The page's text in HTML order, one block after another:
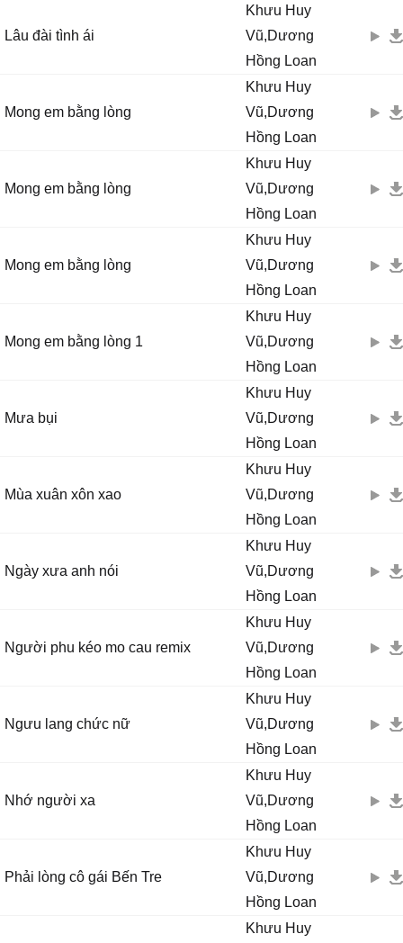
Lâu đài tình ái
Khưu Huy
Vũ,Dương
Hồng Loan
Mong em bằng lòng
Khưu Huy
Vũ,Dương
Hồng Loan
Mong em bằng lòng
Khưu Huy
Vũ,Dương
Hồng Loan
Mong em bằng lòng
Khưu Huy
Vũ,Dương
Hồng Loan
Mong em bằng lòng 1
Khưu Huy
Vũ,Dương
Hồng Loan
Mưa bụi
Khưu Huy
Vũ,Dương
Hồng Loan
Mùa xuân xôn xao
Khưu Huy
Vũ,Dương
Hồng Loan
Ngày xưa anh nói
Khưu Huy
Vũ,Dương
Hồng Loan
Người phu kéo mo cau remix
Khưu Huy
Vũ,Dương
Hồng Loan
Ngưu lang chức nữ
Khưu Huy
Vũ,Dương
Hồng Loan
Nhớ người xa
Khưu Huy
Vũ,Dương
Hồng Loan
Phải lòng cô gái Bến Tre
Khưu Huy
Vũ,Dương
Hồng Loan
Khưu Huy